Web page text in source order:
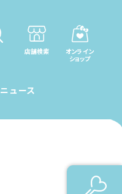
店舗検索
オンライン
ショップ
ニュース